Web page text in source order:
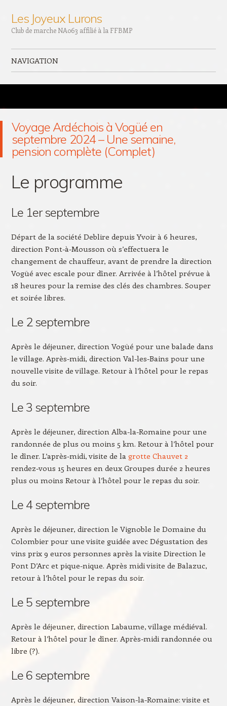
Les Joyeux Lurons
Club de marche NA063 affilié à la FFBMP
NAVIGATION
Voyage Ardéchois à Vogüé en
septembre 2024 – Une semaine,
pension complète (Complet)
Le programme
Le 1er septembre
Départ de la société Deblire depuis Yvoir à 6 heures,
direction Pont-à-Mousson où s’effectuera le
changement de chauffeur, avant de prendre la direction
Vogüé avec escale pour dîner. Arrivée à l’hôtel prévue à
18 heures pour la remise des clés des chambres. Souper
et soirée libres.
Le 2 septembre
Après le déjeuner, direction Vogüé pour une balade dans
le village. Après-midi, direction Val-les-Bains pour une
nouvelle visite de village. Retour à l’hôtel pour le repas
du soir.
Le 3 septembre
Après le déjeuner, direction Alba-la-Romaine pour une
randonnée de plus ou moins 5 km. Retour à l’hôtel pour
le dîner. L’après-midi, visite de la grotte Chauvet 2
rendez-vous 15 heures en deux Groupes durée 2 heures
plus ou moins Retour à l’hôtel pour le repas du soir.
Le 4 septembre
Après le déjeuner, direction le Vignoble le Domaine du
Colombier pour une visite guidée avec Dégustation des
vins prix 9 euros personnes après la visite Direction le
Pont D’Arc et pique-nique. Après midi visite de Balazuc,
retour à l’hôtel pour le repas du soir.
Le 5 septembre
Après le déjeuner, direction Labaume, village médiéval.
Retour à l’hôtel pour le dîner. Après-midi randonnée ou
libre (?).
Le 6 septembre
Après le déjeuner, direction Vaison-la-Romaine: visite et